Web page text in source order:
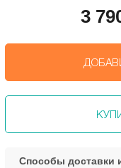
3
Способы доставки